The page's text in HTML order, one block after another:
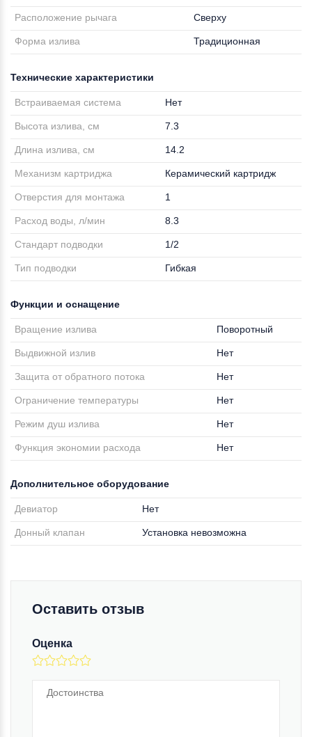
Расположение рычага Сверху
Форма излива Традиционная
Технические характеристики
Встраиваемая система Нет
Высота излива, см 7.3
Длина излива, см 14.2
Механизм картриджа Керамический картридж
Отверстия для монтажа 1
Расход воды, л/мин 8.3
Стандарт подводки 1/2
Тип подводки Гибкая
Функции и оснащение
Вращение излива Поворотный
Выдвижной излив Нет
Защита от обратного потока Нет
Ограничение температуры Нет
Режим душ излива Нет
Функция экономии расхода Нет
Дополнительное оборудование
Девиатор Нет
Донный клапан Установка невозможна
Оставить отзыв
Оценка